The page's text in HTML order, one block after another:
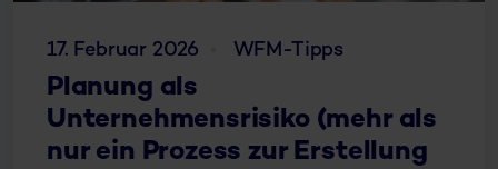
17. Februar 2026 WFM-Tipps
Planung als
Unternehmensrisiko (mehr als
nur ein Prozess zur Erstellung